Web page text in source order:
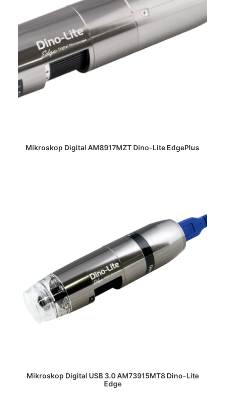
DAPATKAN PENAWARAN HARGA
Mikroskop Digital AM8917MZT Dino-Lite EdgePlus
DAPATKAN PENAWARAN HARGA
Mikroskop Digital USB 3.0 AM73915MT8 Dino-Lite
Edge